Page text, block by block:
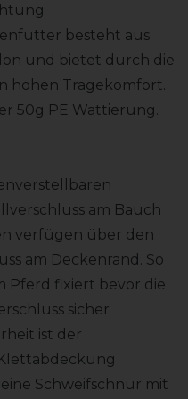
besteht aus
und bietet durch die
hohen Tragekomfort.
50g PE Wattierung.
am Bauch
verfügen über den
am Deckenrand. So
Pferd fixiert bevor die
sicher
ist der
Schweifschnur mit